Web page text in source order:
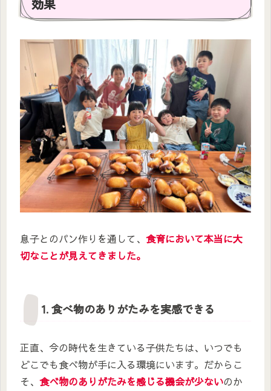
効果
息子とのパン作りを通して、 食育において本当に大
切なことが見えてきました。
1. 食べ物のありがたみを実感できる
正直、今の時代を生きている子供たちは、いつでも
どこでも食べ物が手に入る環境にいます。だからこ
そ、 食べ物のありがたみを感じる機会が少ないのか